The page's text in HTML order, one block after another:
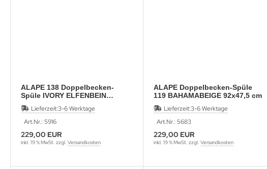
ALAPE 138 Doppelbecken-
Spüle IVORY ELFENBEIN
97x50,5 cm
Lieferzeit:3-6 Werktage
Art.Nr.: 5916
229,00 EUR
inkl. 19 % MwSt. zzgl. Versandkosten
ALAPE Doppelbecken-Spüle
119 BAHAMABEIGE 92x47,5 cm
Lieferzeit:3-6 Werktage
Art.Nr.: 5683
229,00 EUR
inkl. 19 % MwSt. zzgl. Versandkosten